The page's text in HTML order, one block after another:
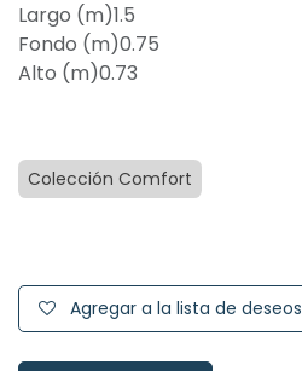
Largo (m)1.5
Fondo (m)0.75
Alto (m)0.73
Colección Comfort
Agregar a la lista de deseos